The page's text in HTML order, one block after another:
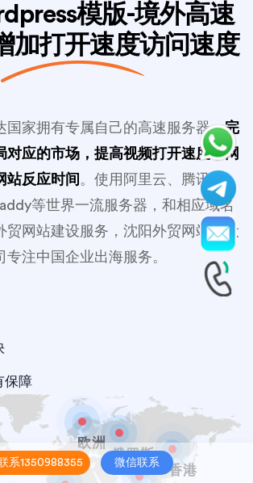
模版-境外高速
加打开速度访问速度
国家拥有专属自己的高速服务器，完
对应的市场，提高视频打开速度，网
站反应时间
。使用阿里云、腾讯云、
等世界一流服务器，和相应域名
贸网站建设服务，沈阳外贸网站建设
专注中国企业出海服务。
保障
欧洲
俄罗斯
香港
系1350988355 微信联系